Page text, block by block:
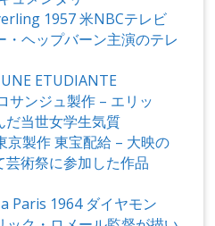
1957 米NBCテレビ
ヘップバーン主演のテレ
ETUDIANTE
サンジュ製作 – エリッ
だ当世女学生気質
京製作 東宝配給 – 大映の
術祭に参加した作品
Paris 1964 ダイヤモン